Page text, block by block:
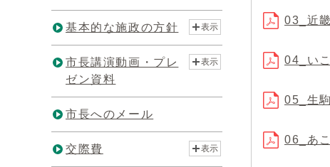
03_近
04_い
05_生
06_あ
基本的な施政の方針 表示
市長講演動画・プレ
ゼン資料
表示
市長へのメール
交際費 表示